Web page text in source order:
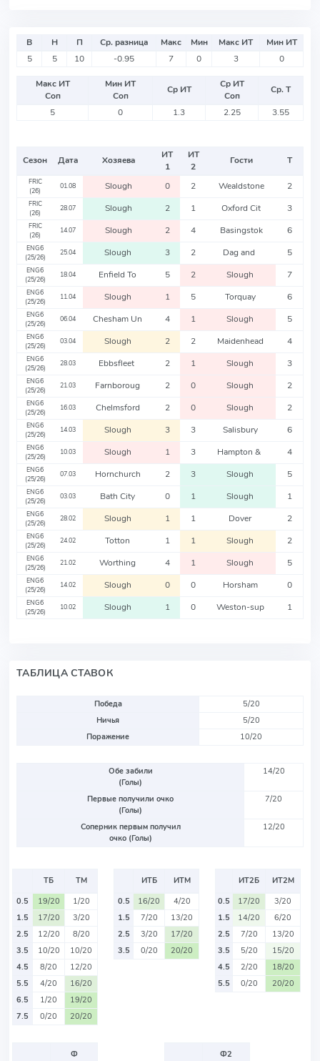
В Н П Ср. разница Макс Мин Макс ИТ
Мин ИТ
5
5 10 -0.95 7 0 3 0
Макс ИТ
Соп
Мин ИТ
Соп
Ср ИТ
Ср ИТ
Соп
Ср. Т
5
0 1.3 2.25 3.55
Сезон Дата Хозяева
ИТ
1
ИТ
2
Гости Т
FRIC
(26)
01.08 Slough 0 2 Wealdstone 2
FRIC
(26)
28.07 Slough 2 1 Oxford Cit 3
FRIC
(26)
14.07 Slough 2 4 Basingstok 6
ENG6
(25/26)
25.04 Slough 3 2 Dag and 5
ENG6
(25/26)
18.04 Enfield To 5 2 Slough 7
ENG6
(25/26)
11.04 Slough 1 5 Torquay 6
ENG6
(25/26)
06.04 Chesham Un 4 1 Slough 5
ENG6
(25/26)
03.04 Slough 2 2 Maidenhead 4
ENG6
(25/26)
28.03 Ebbsfleet 2 1 Slough 3
ENG6
(25/26)
21.03 Farnboroug 2 0 Slough 2
ENG6
(25/26)
16.03 Chelmsford 2 0 Slough 2
ENG6
(25/26)
14.03 Slough 3 3 Salisbury 6
ENG6
(25/26)
10.03 Slough 1 3 Hampton & 4
ENG6
(25/26)
07.03 Hornchurch 2 3 Slough 5
ENG6
(25/26)
03.03 Bath City 0 1 Slough 1
ENG6
(25/26)
28.02 Slough 1 1 Dover 2
ENG6
(25/26)
24.02 Totton 1 1 Slough 2
ENG6
(25/26)
21.02 Worthing 4 1 Slough 5
ENG6
(25/26)
14.02 Slough 0 0 Horsham 0
ENG6
(25/26)
10.02 Slough 1 0 Weston-sup 1
ТАБЛИЦА СТАВОК
Победа
5/20
Ничья
5/20
Поражение
10/20
Обе забили
(Голы)
14/20
Первые получили очко
(Голы)
7/20
Соперник первым получил
очко (Голы)
12/20
ТБ
ТМ
0.5
19/20
1/20
1.5
17/20
3/20
2.5
12/20
8/20
3.5
10/20
10/20
4.5
8/20
12/20
5.5
4/20
16/20
6.5
1/20
19/20
7.5
0/20 20/20
ИТБ
ИТМ
0.5
16/20
4/20
1.5
7/20
13/20
2.5
3/20
17/20
3.5
0/20 20/20
ИТ2Б
ИТ2М
0.5
17/20
3/20
1.5
14/20
6/20
2.5
7/20
13/20
3.5
5/20
15/20
4.5
2/20
18/20
5.5
0/20 20/20
Ф
Ф2